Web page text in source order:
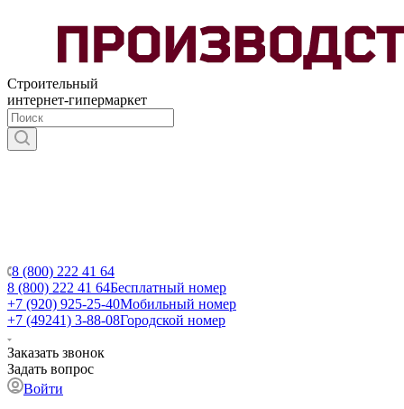
Строительный
интернет-гипермаркет
8 (800) 222 41 64
8 (800) 222 41 64Бесплатный номер
+7 (920) 925-25-40Мобильный номер
+7 (49241) 3-88-08Городской номер
Заказать звонок
Задать вопрос
Войти